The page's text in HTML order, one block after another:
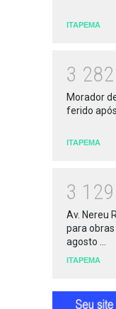
ITAPEMA
3 282
Morador
ferido
ITAPEMA
3 1 29
Av. Nereu
para
agosto ...
ITAPEMA